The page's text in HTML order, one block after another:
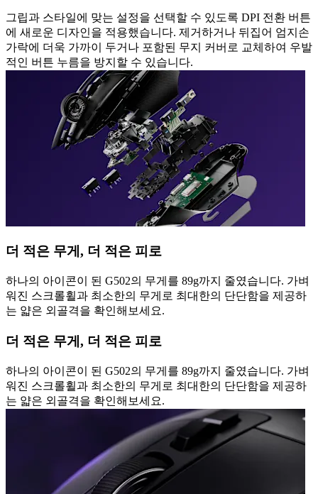
그립과 스타일에 맞는 설정을 선택할 수 있도록 DPI 전환 버튼
에 새로운 디자인을 적용했습니다. 제거하거나 뒤집어 엄지손
가락에 더욱 가까이 두거나 포함된 무지 커버로 교체하여 우발
적인 버튼 누름을 방지할 수 있습니다.
더 적은 무게, 더 적은 피로
하나의 아이콘이 된 G502의 무게를 89g까지 줄였습니다. 가벼
워진 스크롤휠과 최소한의 무게로 최대한의 단단함을 제공하
는 얇은 외골격을 확인해보세요.
더 적은 무게, 더 적은 피로
하나의 아이콘이 된 G502의 무게를 89g까지 줄였습니다. 가벼
워진 스크롤휠과 최소한의 무게로 최대한의 단단함을 제공하
는 얇은 외골격을 확인해보세요.